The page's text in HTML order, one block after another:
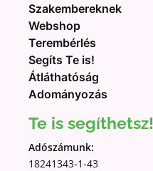
Szakembereknek
Webshop
Terembérlés
Segíts Te is!
Átláthatóság
Adományozás
Te is segíthetsz!
Adószámunk:
18241343-1-43